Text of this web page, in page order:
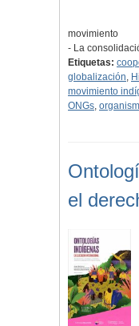
movimiento
- La
Etiquetas:
globalización,
movimiento
ONGs,
el